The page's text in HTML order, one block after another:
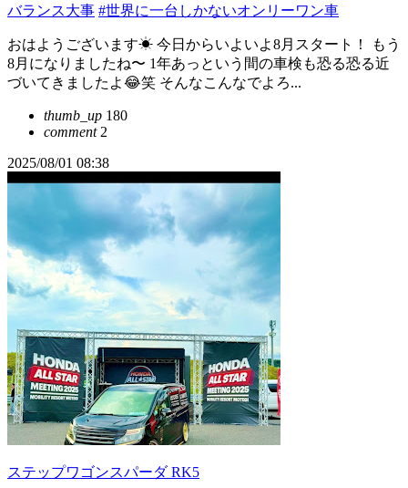
バランス大事 #世界に一台しかないオンリーワン車
おはようございます☀ 今日からいよいよ8月スタート！ もう
8月になりましたね〜 1年あっという間の車検も恐る恐る近
づいてきましたよ😂笑 そんなこんなでよろ...
thumb_up 180
comment2
2025/08/01 08:38
ステップワゴンスパーダ RK5